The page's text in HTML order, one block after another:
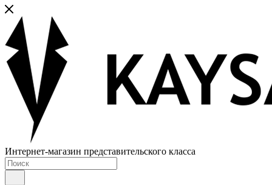
Интернет-магазин представительского класса